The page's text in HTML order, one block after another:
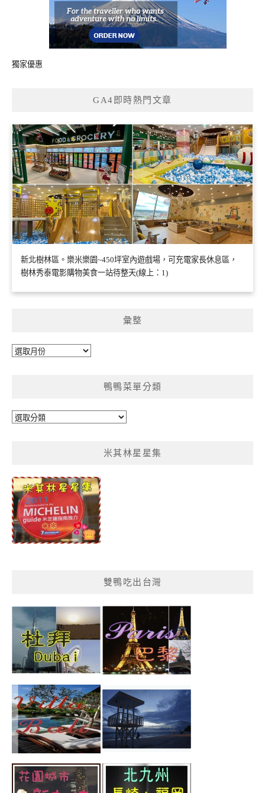
獨家優惠
GA4即時熱門文章
新北樹林區。樂米樂園~450坪室內遊戲場，可充電家長休息區，
樹林秀泰電影購物美食一站待整天(線上：1)
彙整
彙
鴨鴨菜單分類
鴨
類
米其林星星集
雙鴨吃出台灣